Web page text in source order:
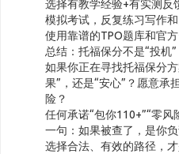
选择有教学经验+有实测反
模拟考试，反复练习写作和
使用靠谱的TPO题库和官方
总结：托福保分不是“投机”
如果你正在寻找托福保分
果”，还是“安心”？愿意承
险？
任何承诺“包你110+”“零
一句：如果被查了，是你
选择合法、有效的路径，